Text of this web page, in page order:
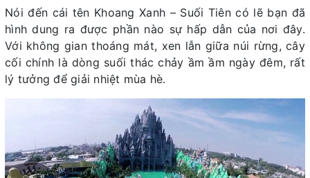
Nói đến cái tên Khoang Xanh – Suối Tiên có lẽ bạn đã
hình dung ra được phần nào sự hấp dẫn của nơi đây.
Với không gian thoáng mát, xen lẫn giữa núi rừng, cây
cối chính là dòng suối thác chảy ầm ầm ngày đêm, rất
lý tưởng để giải nhiệt mùa hè.